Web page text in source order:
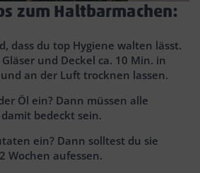
zum Haltbarmachen:
dass du top Hygiene walten lässt.
und Deckel ca. 10 Min. in
an der Luft trocknen lassen.
Öl ein? Dann müssen alle
bedeckt sein.
ein? Dann solltest du sie
Wochen aufessen.